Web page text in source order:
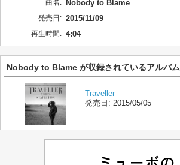
曲名: Nobody to Blame
発売日: 2015/11/09
再生時間: 4:04
Nobody to Blame が収録されているアルバム
Traveller
発売日: 2015/05/05